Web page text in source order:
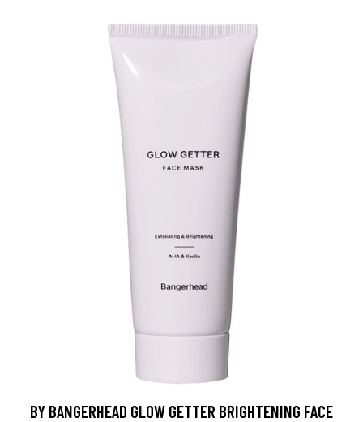
BY BANGERHEAD GLOW GETTER BRIGHTENING FACE